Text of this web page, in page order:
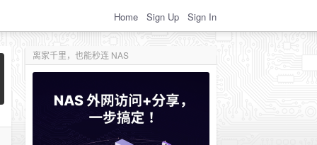
Home Sign Up Sign In
离家千里，也能秒连 NAS